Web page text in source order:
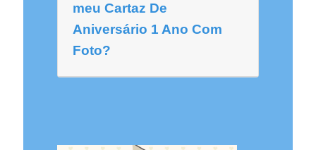
meu Cartaz De
Aniversário 1 Ano Com
Foto?